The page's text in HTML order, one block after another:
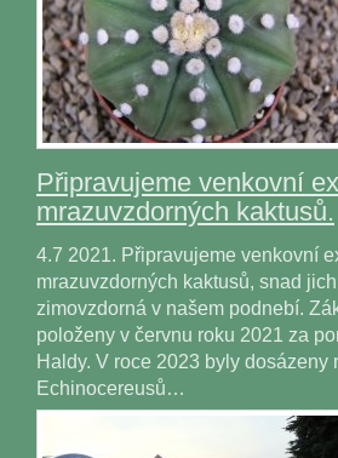
Připravujeme venkovní
mrazuvzdorných kaktusů.
4.7 2021. Připravujeme venkovní
mrazuvzdorných kaktusů, snad
zimovzdorná v našem podnebí.
položeny v červnu roku 2021 za
Haldy. V roce 2023 byly dosázeny
Echinocereusů…